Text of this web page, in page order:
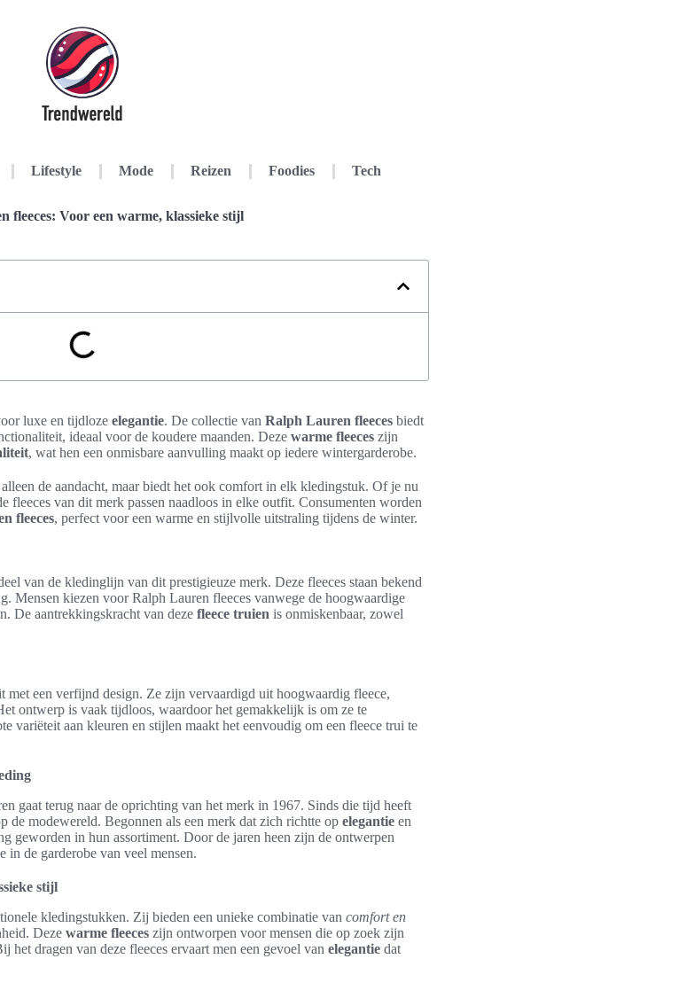
Lifestyle Mode Reizen Foodies Tech
fleeces: Voor een warme, klassieke stijl
luxe en tijdloze elegantie. De collectie van Ralph Lauren fleeces biedt
ideaal voor de koudere maanden. Deze warme fleeces zijn
, wat hen een onmisbare aanvulling maakt op iedere wintergarderobe.
de aandacht, maar biedt het ook comfort in elk kledingstuk. Of je nu
fleeces van dit merk passen naadloos in elke outfit. Consumenten worden
fleeces, perfect voor een warme en stijlvolle uitstraling tijdens de winter.
van de kledinglijn van dit prestigieuze merk. Deze fleeces staan bekend
Mensen kiezen voor Ralph Lauren fleeces vanwege de hoogwaardige
De aantrekkingskracht van deze fleece truien is onmiskenbaar, zowel
met een verfijnd design. Ze zijn vervaardigd uit hoogwaardig fleece,
ontwerp is vaak tijdloos, waardoor het gemakkelijk is om ze te
variëteit aan kleuren en stijlen maakt het eenvoudig om een fleece trui te
gaat terug naar de oprichting van het merk in 1967. Sinds die tijd heeft
de modewereld. Begonnen als een merk dat zich richtte op elegantie en
geworden in hun assortiment. Door de jaren heen zijn de ontwerpen
de garderobe van veel mensen.
stijl
kledingstukken. Zij bieden een unieke combinatie van comfort en
Deze warme fleeces zijn ontworpen voor mensen die op zoek zijn
het dragen van deze fleeces ervaart men een gevoel van elegantie dat